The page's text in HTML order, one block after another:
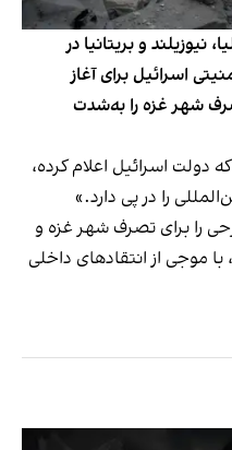
نیوزیلند و بریتانیا در
اسرائیل برای آغاز
شهر غزه را به‌شدت
دولت اسرائیل اعلام کرده،
را در پی دارد.»
را برای تصرف شهر غزه و
موجی از انتقادهای داخلی